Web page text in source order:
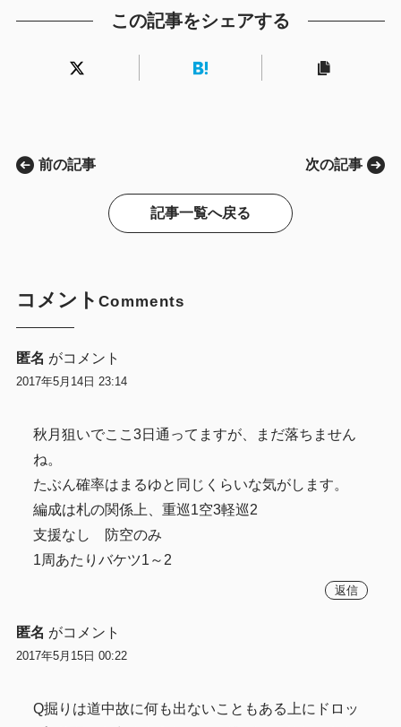
この記事をシェアする
前の記事
記事一覧へ戻る
次の記事
コメント Comments
匿名 がコメント
2017年5月14日 23:14
秋月狙いでここ3日通ってますが、まだ落ちません
ね。
たぶん確率はまるゆと同じくらいな気がします。
編成は札の関係上、重巡1空3軽巡2
支援なし 防空のみ
1周あたりバケツ1～2
返信
匿名 がコメント
2017年5月15日 00:22
Q掘りは道中故に何も出ないこともある上にドロッ